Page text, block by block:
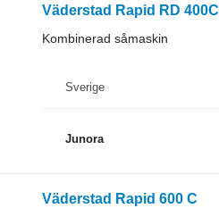
Väderstad Rapid RD 400C
Kombinerad såmaskin
Sverige
Junora
Väderstad Rapid 600 C